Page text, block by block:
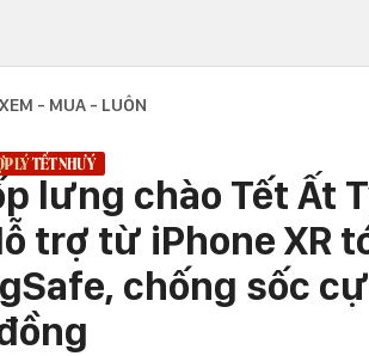
XEM - MUA - LUÔN
lưng chào Tết Ất
trợ từ iPhone XR
chống sốc